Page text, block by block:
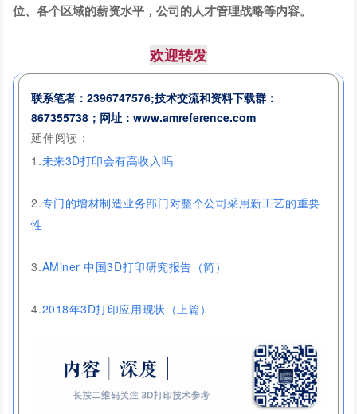
位、各个区域的薪资水平，公司的人才管理战略等内容。
欢迎转发
联系笔者：2396747576;技术交流和资料下载群：
867355738； 网址：www.amreference.com
延伸阅读：
1.未来3D打印会有高收入吗
2.专门的增材制造业务部门对整个公司采用新工艺的重要
性
3.AMiner 中国3D打印研究报告（简）
4.2018年3D打印应用现状（上篇）